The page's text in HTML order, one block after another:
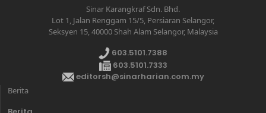
Sinar Karangkraf Sdn. Bhd.
Lot 1, Jalan Renggam 15/5, Persiaran Selangor,
Seksyen 15, 40000 Shah Alam Selangor, Malaysia
603.5101.7388
603.5101.7333
editorsh@sinarharian.com.my
Berita